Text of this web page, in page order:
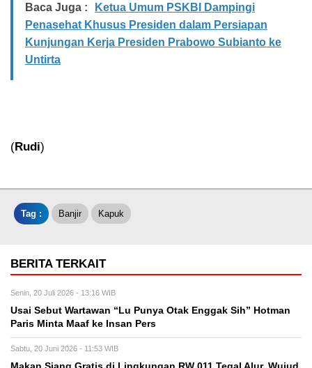
Baca Juga :
Ketua Umum PSKBI Dampingi
Penasehat Khusus Presiden dalam Persiapan
Kunjungan Kerja Presiden Prabowo Subianto ke
Untirta
(Rudi)
Tag : Banjir Kapuk
BERITA TERKAIT
Senin, 20 Juli 2026 - 13:16 WIB
Usai Sebut Wartawan “Lu Punya Otak Enggak Sih” Hotman
Paris Minta Maaf ke Insan Pers
Sabtu, 20 Juni 2026 - 11:53 WIB